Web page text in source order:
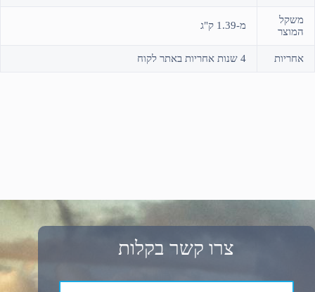
משקל
המוצר
מ-1.39 ק"ג
אחריות 4 שנות אחריות באתר לקוח
צרו קשר בקלות